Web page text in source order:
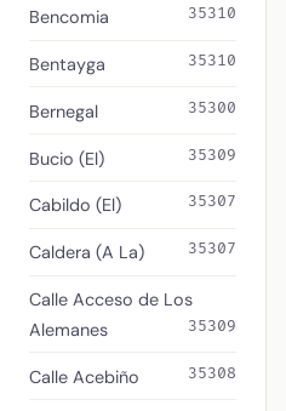
Bencomia 35310
Bentayga 35310
Bernegal 35300
Bucio (El) 35309
Cabildo (El) 35307
Caldera (A La) 35307
Calle Acceso de Los
Alemanes
35309
Calle Acebiño 35308